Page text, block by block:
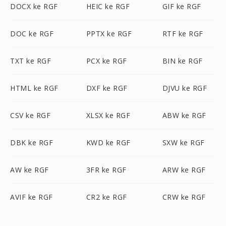
DOCX ke RGF HEIC ke RGF GIF ke RGF
DOC ke RGF PPTX ke RGF RTF ke RGF
TXT ke RGF PCX ke RGF BIN ke RGF
HTML ke RGF DXF ke RGF DJVU ke RGF
CSV ke RGF XLSX ke RGF ABW ke RGF
DBK ke RGF KWD ke RGF SXW ke RGF
AW ke RGF 3FR ke RGF ARW ke RGF
AVIF ke RGF CR2 ke RGF CRW ke RGF